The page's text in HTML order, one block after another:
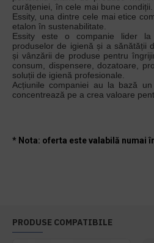
curățeniei, în cele mai bune condiții.
Essity, una dintre cele mai etice
etalon în sustenabilitate.
Essity este o companie lider
produselor de igienă și a sănătății
și vânzării de produse pentru
consum, dispensere, dozatoare,
soluții de igienă profesionale.
Acțiunile companiei au la bază
concentrează pe a crea valoare
* Nota: oferta este valabilă numai
PRODUSE COMPATIBILE